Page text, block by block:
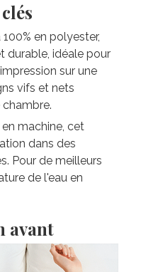
en polyester,
durable, idéale pour
sur une
vifs et nets
machine, cet
dans des
Pour de meilleurs
de l'eau en
avant